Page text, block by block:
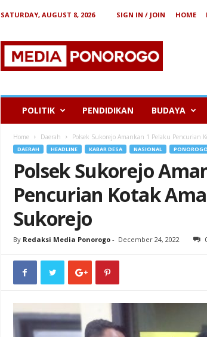
SATURDAY, AUGUST 8, 2026 SIGN IN / JOIN HOME
e
POLITIK PENDIDIKAN BUDAYA
Home Daerah Polsek Sukorejo Amankan 1 Pelaku Pencurian
DAERAH HEADLINE KABAR DESA NASIONAL PONOROGO
Polsek Sukorejo
Pencurian Kotak
Sukorejo
By Redaksi Media Ponorogo- December 24, 2022